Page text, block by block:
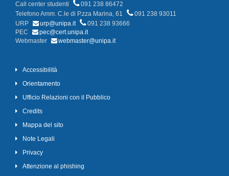
Call center studenti
091 238 86472
Telefono Amm. C.le di P.zza Marina, 61
091 238 93011
URP
urp@unipa.it
091 238 93666
PEC
pec@cert.unipa.it
Webmaster
webmaster@unipa.it
Accessibilità
Orientamento
Ufficio Relazioni con il Pubblico
Credits
Mappa del sito
Note Legali
Privacy
Attenzione al phishing